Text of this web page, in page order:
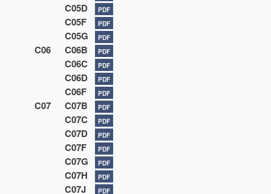
C05D PDF
C05F PDF
C05G PDF
C06 C06B PDF
C06C PDF
C06D PDF
C06F PDF
C07 C07B PDF
C07C PDF
C07D PDF
C07F PDF
C07G PDF
C07H PDF
C07J PDF